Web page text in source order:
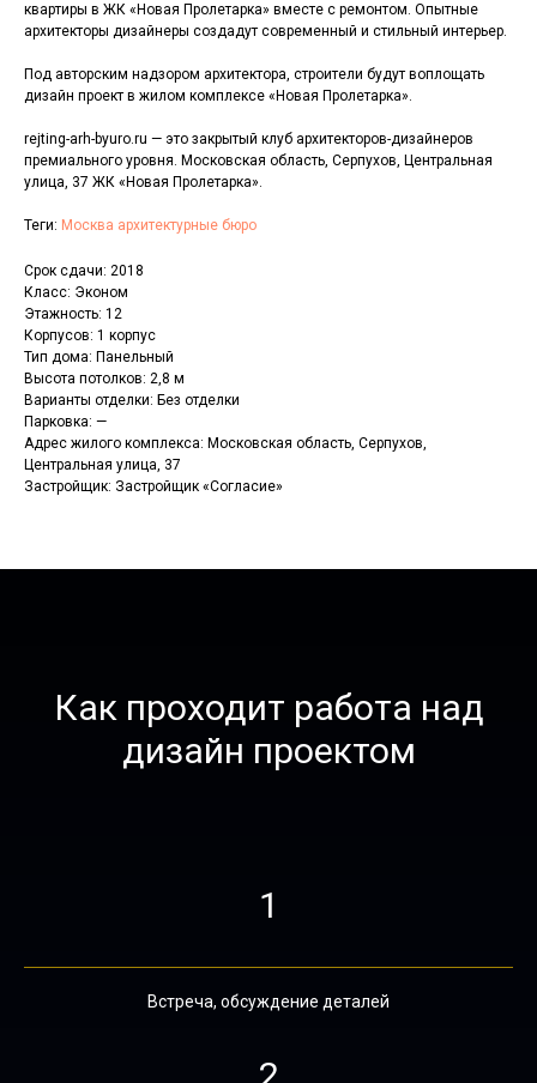
квартиры в ЖК «Новая Пролетарка» вместе с ремонтом. Опытные
архитекторы дизайнеры создадут современный и стильный интерьер.
Под авторским надзором архитектора, строители будут воплощать
дизайн проект в жилом комплексе «Новая Пролетарка».
rejting-arh-byuro.ru — это закрытый клуб архитекторов-дизайнеров
премиального уровня. Московская область, Серпухов, Центральная
улица, 37 ЖК «Новая Пролетарка».
Теги: Москва архитектурные бюро
Срок сдачи: 2018
Класс: Эконом
Этажность: 12
Корпусов: 1 корпус
Тип дома: Панельный
Высота потолков: 2,8 м
Варианты отделки: Без отделки
Парковка: —
Адрес жилого комплекса: Московская область, Серпухов,
Центральная улица, 37
Застройщик: Застройщик «Согласие»
Как проходит работа над
дизайн проектом
1
Встреча, обсуждение деталей